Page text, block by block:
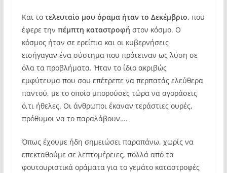
Και το τελευταίο μου όραμα ήταν το Δεκέμβριο, που
έφερε την πέμπτη καταστροφή στον κόσμο. Ο
κόσμος ήταν σε ερείπια και οι κυβερνήσεις
εισήγαγαν ένα σύστημα που πρότειναν ως λύση σε
όλα τα προβλήματα. Ήταν το ίδιο ακριβώς
εμφύτευμα που σου επέτρεπε να περπατάς ελεύθερα
παντού, με το οποίο μπορούσες τώρα να αγοράσεις
ό,τι ήθελες. Οι άνθρωποι έκαναν τεράστιες ουρές,
πρόθυμοι να το παραλάβουν….
Όπως έχουμε ήδη σημειώσει παραπάνω, χωρίς να
επεκταθούμε σε λεπτομέρειες, πολλά από τα
φουτουριστικά οράματα για το γεμάτο καταστροφές